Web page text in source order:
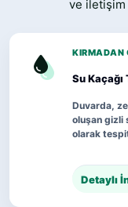
ve
KIRMADAN
Su Kaçağı
Duvarda,
oluşan gizli
olarak
Detaylı